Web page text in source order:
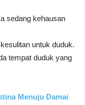
sedang kehausan
untuk duduk.
tempat duduk yang
Menuju Damai